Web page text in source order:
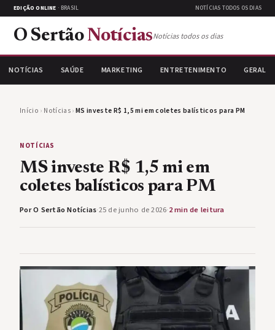
EDIÇÃO ONLINE · BRASIL NOTÍCIAS TODOS OS DIAS
O Sertão NotíciasNotícias todos os dias
NOTÍCIAS SAÚDE MARKETING ENTRETENIMENTO GERAL
Início › Notícias›MS investe R$ 1,5 mi em coletes balísticos para PM
NOTÍCIAS
MS investe R$ 1,5 mi em
coletes balísticos para PM
Por O Sertão Notícias·25 de junho de 2026·2 min de leitura